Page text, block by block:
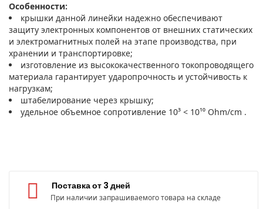
Особенности:
крышки данной линейки надежно обеспечивают
защиту электронных компонентов от внешних статических
и электромагнитных полей на этапе производства, при
хранении и транспортировке;
изготовление из высококачественного токопроводящего
материала гарантирует ударопрочность и устойчивость к
нагрузкам;
штабелирование через крышку;
удельное объемное сопротивление 10³ < 10¹⁰ Ohm/cm .
Поставка от 3 дней
При наличии запрашиваемого товара на складе